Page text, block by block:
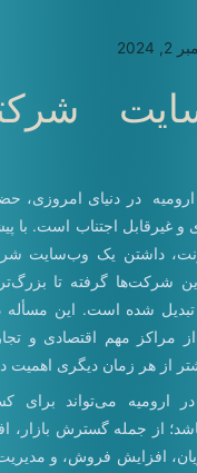
در دنیای امروزی،
اجتناب است. با
داشتن یک وب‌سایت
شرکت‌ها گرفته تا
تبدیل شده است. این مسأله
از مراکز مهم اقتصادی و
از هر زمان دیگری اهمیت
می‌تواند برای
از جمله گسترش بازار،
افزایش فروش، و